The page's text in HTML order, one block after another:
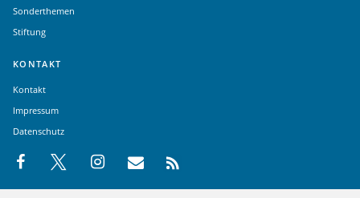
Sonderthemen
Stiftung
KONTAKT
Kontakt
Impressum
Datenschutz